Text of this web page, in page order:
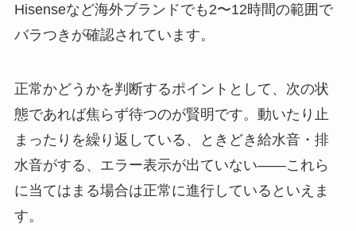
Hisenseなど海外ブランドでも2〜12時間の範囲で
バラつきが確認されています。
正常かどうかを判断するポイントとして、次の状
態であれば焦らず待つのが賢明です。動いたり止
まったりを繰り返している、ときどき給水音・排
水音がする、エラー表示が出ていない——これら
に当てはまる場合は正常に進行しているといえま
す。